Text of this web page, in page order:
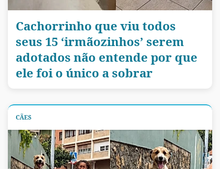
Cachorrinho que viu todos
seus 15 ‘irmãozinhos’ serem
adotados não entende por que
ele foi o único a sobrar
CÃES